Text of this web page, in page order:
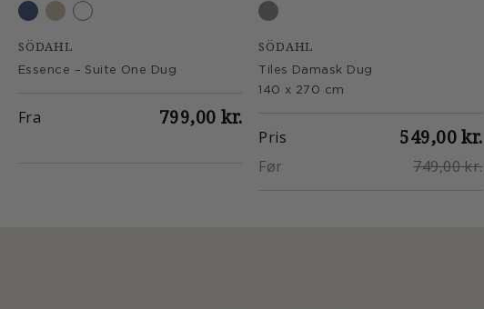
SÖDAHL
Essence – Suite One Dug
Fra 799,00 kr.
SÖDAHL
Tiles Damask Dug
140 x 270 cm
Pris 549,00 kr.
Før 749,00 kr.